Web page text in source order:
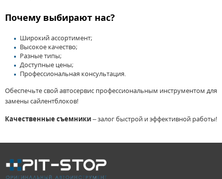
Почему выбирают нас?
Широкийассортимент;
Высокое качество;
Разныетипы;
Доступные цены;
Профессиональная консультация.
Обеспечьтесвой автосервис профессиональным инструментом для
замены сайлентблоков!
Качественные съемники– залог быстрой и эффективной работы!